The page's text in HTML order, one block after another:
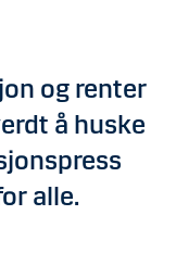
og renter
å huske
alle.